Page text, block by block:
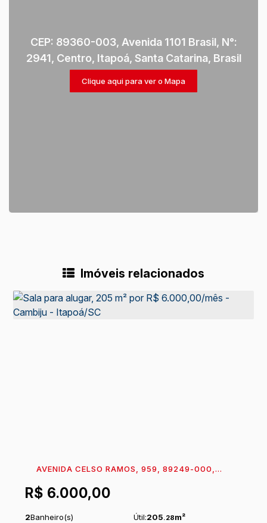
CEP: 89360-003, Avenida 1101 Brasil, N°:
2941, Centro, Itapoá, Santa Catarina, Brasil
Clique aqui para ver o Mapa
Imóveis relacionados
R$ 6.000,00
AVENIDA CELSO RAMOS, 959, 89249-000,
2Banheiro(s) Útil:205.28m²